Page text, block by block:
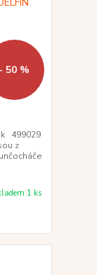
- 50 %
499029
z
1 ks